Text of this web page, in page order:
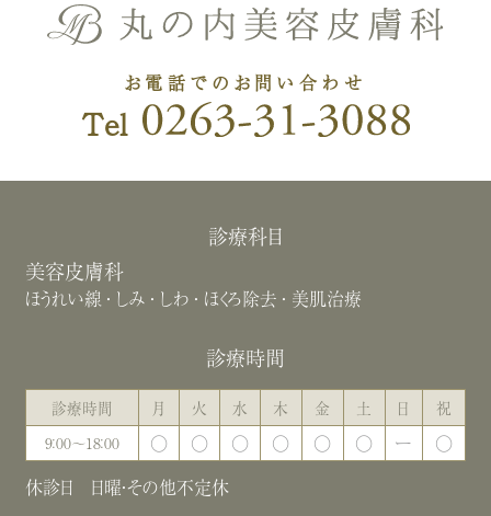
お電話でのお問い合わせ
Tel
診療科目
美容皮膚科
ほうれい線 しみ しわ ほくろ除去 美肌治療
診療時間
診療時間 月 火 水 木 金 土 日
祝
9：00～18：00
〇 〇 〇 〇 〇 〇 ー 〇
休診日 日曜・その他不定休